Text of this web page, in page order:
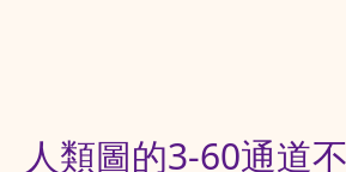
人類圖的3-60通道